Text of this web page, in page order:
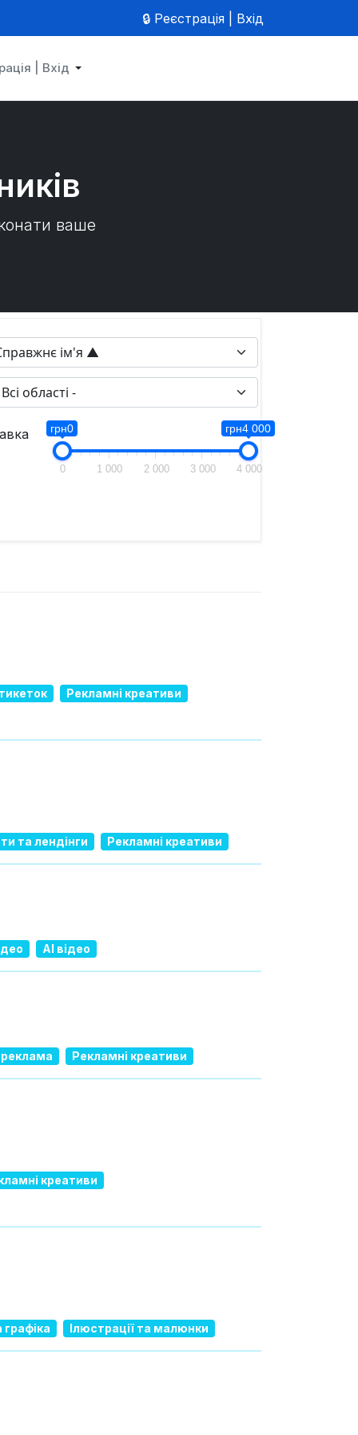
🔒 Реєстрація | Вхід
| Вхід
ваше
By
грн0 грн4 000
0 1 000 2 000 3 000 4 000
Рекламні креативи
та лендінги Рекламні креативи
AI відео
Рекламні креативи
креативи
графіка Ілюстрації та малюнки